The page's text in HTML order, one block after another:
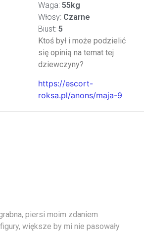
Waga: 55kg
Włosy: Czarne
Biust: 5
Ktoś był i może podzielić
się opinią na temat tej
dziewczyny?
https://escort-
roksa.pl/anons/maja-9
piersi moim zdaniem
większe by mi nie pasowały